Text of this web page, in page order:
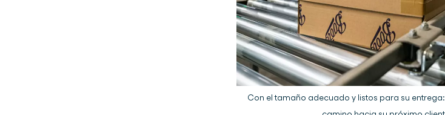
Con el tamaño adecuado y listos para su